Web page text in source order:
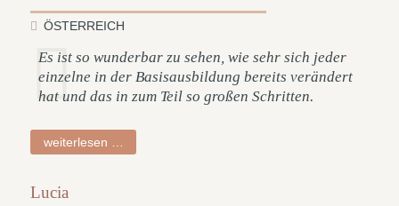
ÖSTERREICH
Es ist so wunderbar zu sehen, wie sehr sich jeder
einzelne in der Basisausbildung bereits verändert
hat und das in zum Teil so großen Schritten.
weiterlesen …
Lucia